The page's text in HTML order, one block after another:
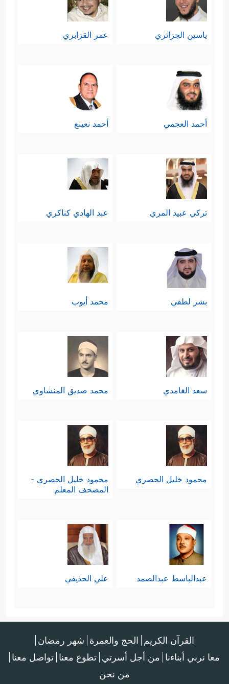
ياسين الجزائري عمر القزابري
أحمد العجمي أحمد نعينع
تركي عبيد المري عبد الهادي كناكري
بشر لطفي محمد أيوب
سعد الغامدي محمد صديق المنشاوي
محمود خليل الحصري
محمود خليل الحصري -
المصحف المعلم
عبدالباسط عبدالصمد علي الحذيفي
القرآن الكريم الحج والعمرة شهر رمضان
معا نربي أبناءنا من أجل أسرتي تطوع معنا تواصل معنا
من نحن